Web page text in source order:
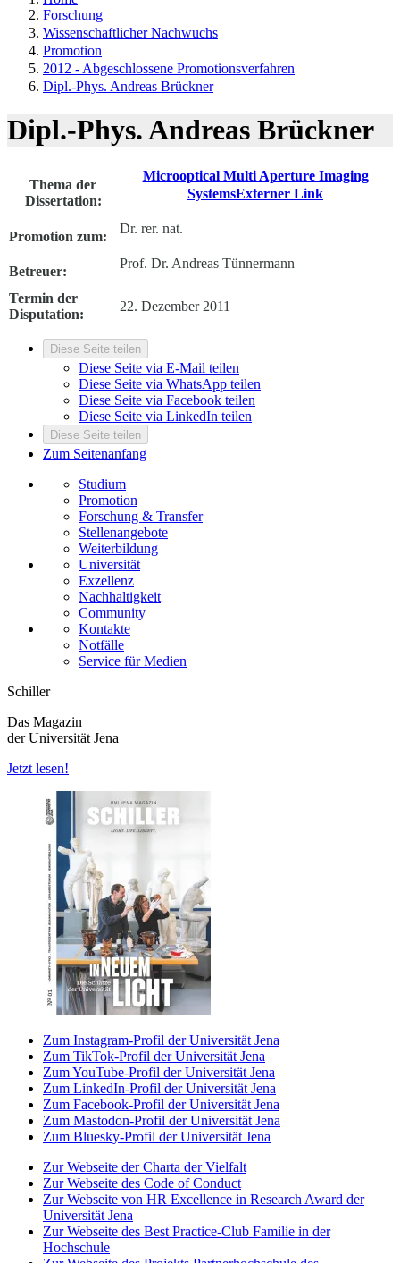
Forschung
Wissenschaftlicher Nachwuchs
Promotion
2012 - Abgeschlossene Promotionsverfahren
Dipl.-Phys. Andreas Brückner
Dipl.-Phys. Andreas Brückner
Thema der
Dissertation:
Microoptical Multi Aperture Imaging
SystemsExterner Link
Promotion zum:
Dr. rer. nat.
Betreuer:
Prof. Dr. Andreas Tünnermann
Termin der
Disputation:
22. Dezember 2011
Diese Seite teilen
Diese Seite via E-Mail teilen
Diese Seite via WhatsApp teilen
Diese Seite via Facebook teilen
Diese Seite via LinkedIn teilen
Diese Seite teilen
Zum Seitenanfang
Studium
Promotion
Forschung & Transfer
Stellenangebote
Weiterbildung
Universität
Exzellenz
Nachhaltigkeit
Community
Kontakte
Notfälle
Service für Medien
Schiller
Das Magazin
der Universität Jena
Jetzt lesen!
Zum Instagram-Profil der Universität Jena
Zum TikTok-Profil der Universität Jena
Zum YouTube-Profil der Universität Jena
Zum LinkedIn-Profil der Universität Jena
Zum Facebook-Profil der Universität Jena
Zum Mastodon-Profil der Universität Jena
Zum Bluesky-Profil der Universität Jena
Zur Webseite der Charta der Vielfalt
Zur Webseite des Code of Conduct
Zur Webseite von HR Excellence in Research Award der
Universität Jena
Zur Webseite des Best Practice-Club Familie in der
Hochschule